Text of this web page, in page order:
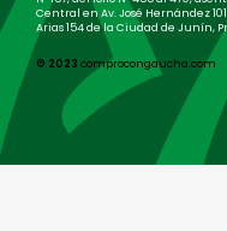
Central en Av. José Hernández
Arias 154 de la Ciudad de Junín,
© 2023 comprocongaucha.com